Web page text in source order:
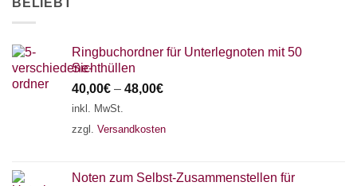
BELIEBT
Ringbuchordner für Unterlegnoten mit 50
Sichthüllen
40,00€ – 48,00€
inkl. MwSt.
zzgl. Versandkosten
Noten zum Selbst-Zusammenstellen für